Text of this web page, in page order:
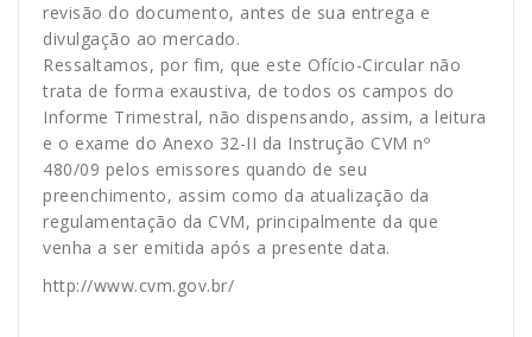
revisão do documento, antes de sua entrega e
divulgação ao mercado.
Ressaltamos, por fim, que este Ofício-Circular não
trata de forma exaustiva, de todos os campos do
Informe Trimestral, não dispensando, assim, a leitura
e o exame do Anexo 32-II da Instrução CVM nº
480/09 pelos emissores quando de seu
preenchimento, assim como da atualização da
regulamentação da CVM, principalmente da que
venha a ser emitida após a presente data.
http://www.cvm.gov.br/